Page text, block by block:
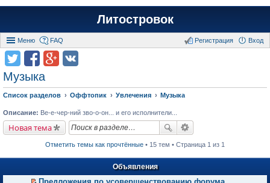
Литостровок
Меню FAQ Вход
Регистрация
Музыка
Список разделов Оффтопик Увлечения Музыка
Описание: Ве-е-чер-ний зво-о-он... и его исполнители...
Новая тема
Отметить темы как прочтённые • 15 тем • Страница 1 из 1
Объявления
Предложения по усовершенствованию форума